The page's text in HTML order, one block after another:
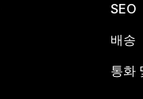
SEO
배송
통화